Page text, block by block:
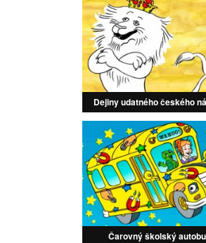
Dejiny udatného českého
Čarovný školský